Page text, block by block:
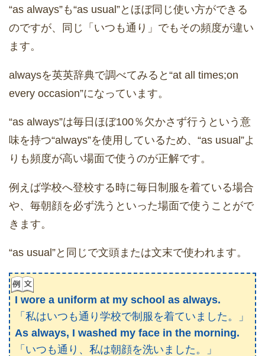
“as always”も“as usual”とほぼ同じ使い方ができる
のですが、同じ「いつも通り」でもその頻度が違い
ます。
alwaysを英英辞典で調べてみると“at all times;on
every occasion”になっています。
“as always”は毎日ほぼ100％欠かさず行うという意
味を持つ“always”を使用しているため、“as usual”よ
りも頻度が高い場面で使うのが正解です。
例えば学校へ登校する時に毎日制服を着ている場合
や、毎朝顔を必ず洗うといった場面で使うことがで
きます。
“as usual”と同じで文頭または文末で使われます。
I wore a uniform at my school as always.
「私はいつも通り学校で制服を着ていました。」
As always, I washed my face in the morning.
「いつも通り、私は朝顔を洗いました。」